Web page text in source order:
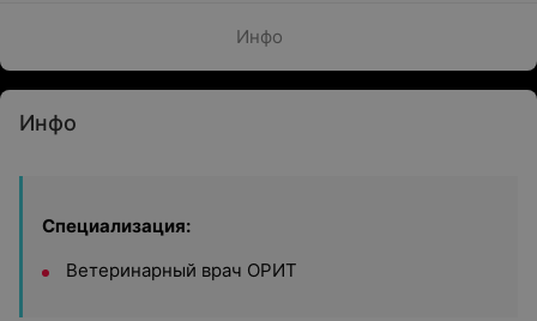
Инфо
Инфо
Специализация:
Ветеринарный врач ОРИТ